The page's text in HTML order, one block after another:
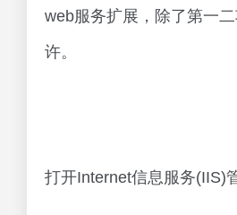
web服务扩展，除了第一
许。
打开Internet信息服务(IIS)